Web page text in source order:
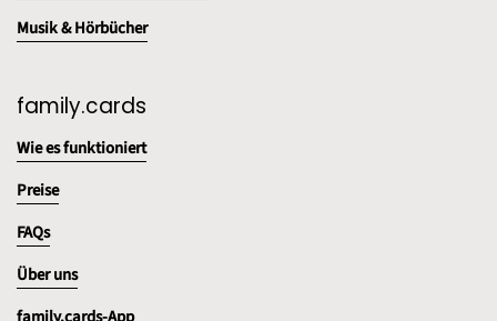
Musik & Hörbücher
family.cards
Wie es funktioniert
Preise
FAQs
Über uns